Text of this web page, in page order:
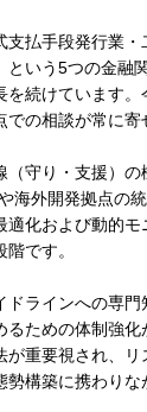
払手段発行業
いう5つの金融
続けています
の相談が常に寄
守り・支援）
海外開発拠点の
化および動的
です。
ラインへの専
ための体制強
重要視され、
構築に携わり